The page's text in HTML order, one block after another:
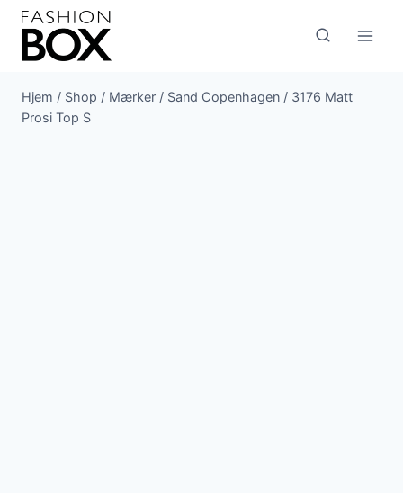
Fortsæt
indhold
Hjem / Shop / Mærker / Sand Copenhagen / 3176 Matt
Prosi Top S